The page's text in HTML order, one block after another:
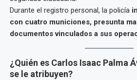
Durante el registro personal, la policía
con cuatro municiones, presunta
documentos vinculados a sus
¿Quién es Carlos Isaac Palma
se le atribuyen?